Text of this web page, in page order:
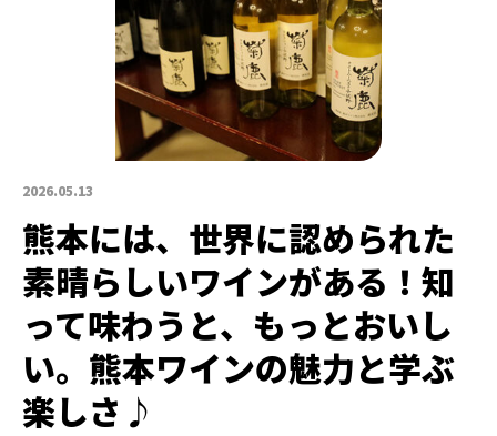
2026.05.13
熊本には、世界に認められた
素晴らしいワインがある！知
って味わうと、もっとおいし
い。熊本ワインの魅力と学ぶ
楽しさ♪